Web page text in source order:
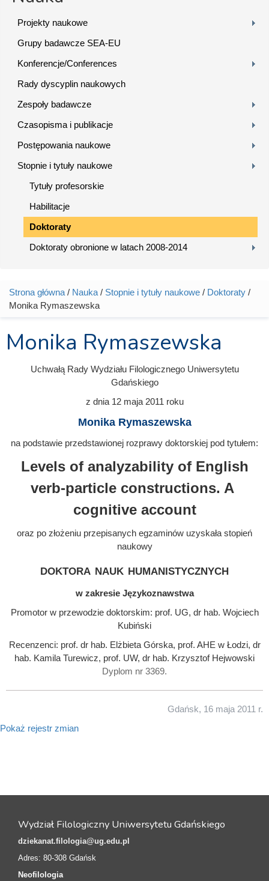
Projekty naukowe
Grupy badawcze SEA-EU
Konferencje/Conferences
Rady dyscyplin naukowych
Zespoły badawcze
Czasopisma i publikacje
Postępowania naukowe
Stopnie i tytuły naukowe
Tytuły profesorskie
Habilitacje
Doktoraty
Doktoraty obronione w latach 2008-2014
Jesteś tutaj
Strona główna / Nauka / Stopnie i tytuły naukowe / Doktoraty /
Monika Rymaszewska
Monika Rymaszewska
Uchwałą Rady Wydziału Filologicznego Uniwersytetu
Gdańskiego
z dnia 12 maja 2011 roku
Monika Rymaszewska
na podstawie przedstawionej rozprawy doktorskiej pod tytułem:
Levels of analyzability of English
verb-particle constructions. A
cognitive account
oraz po złożeniu przepisanych egzaminów uzyskała stopień
naukowy
doktora nauk humanistycznych
w zakresie Językoznawstwa
Promotor w przewodzie doktorskim: prof. UG, dr hab. Wojciech
Kubiński
Recenzenci: prof. dr hab. Elżbieta Górska, prof. AHE w Łodzi, dr
hab. Kamila Turewicz, prof. UW, dr hab. Krzysztof Hejwowski
Dyplom nr 3369.
Gdańsk, 16 maja 2011 r.
Pokaż rejestr zmian
Wydział Filologiczny Uniwersytetu Gdańskiego
dziekanat.filologia@ug.edu.pl
Adres: 80-308 Gdańsk
Neofilologia